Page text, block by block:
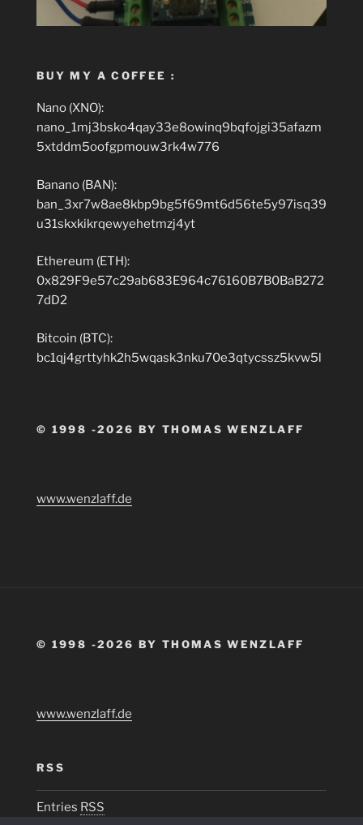
BUY MY A COFFEE :
Nano (XNO):
nano_1mj3bsko4qay33e8owinq9bqfojgi35afazm
5xtddm5oofgpmouw3rk4w776
Banano (BAN):
ban_3xr7w8ae8kbp9bg5f69mt6d56te5y97isq39
u31skxkikrqewyehetmzj4yt
Ethereum (ETH):
0x829F9e57c29ab683E964c76160B7B0BaB272
7dD2
Bitcoin (BTC):
bc1qj4grttyhk2h5wqask3nku70e3qtycssz5kvw5l
© 1998 -2026 BY THOMAS WENZLAFF
www.wenzlaff.de
© 1998 -2026 BY THOMAS WENZLAFF
www.wenzlaff.de
RSS
Entries RSS